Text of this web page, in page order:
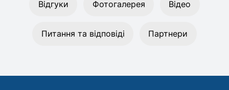
Відгуки Фотогалерея Відео
Питання та відповіді Партнери